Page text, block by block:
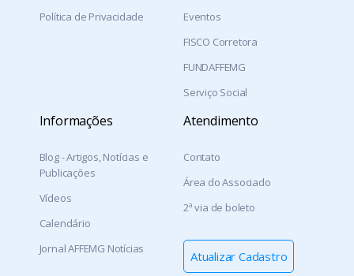
Política de Privacidade
Eventos
FISCO Corretora
FUNDAFFEMG
Serviço Social
Informações
Blog - Artigos, Notícias e
Publicações
Vídeos
Calendário
Jornal AFFEMG Notícias
Atendimento
Contato
Área do Associado
2ª via de boleto
Atualizar Cadastro